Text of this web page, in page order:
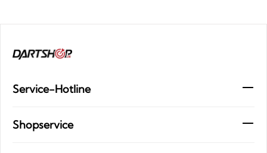
Service-Hotline
Shopservice